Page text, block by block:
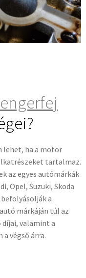
lehet, ha a motor
tartalmaz.
az egyes autómárkák
Opel, Suzuki, Skoda
a
márkáján túl az
valamint a
végső árra.